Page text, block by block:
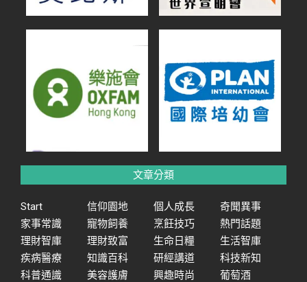
文章分類
Start 信仰園地 個人成長
奇聞異事
家事常識
寵物飼養 烹飪技巧
熱門話題
理財智庫
理財致富 生命日糧
生活智庫
疾病醫療
知識百科 研經講道
科技新知
科普通識
美容護膚 興趣時尚
葡萄酒